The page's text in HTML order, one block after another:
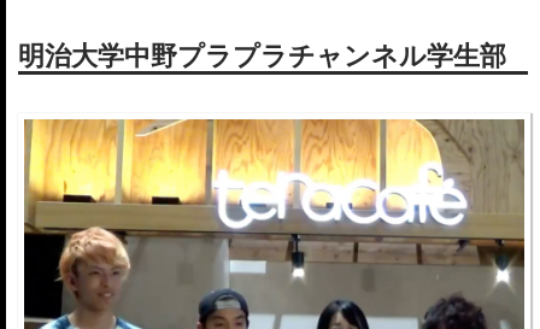
明治大学中野プラプラチャンネル学生部